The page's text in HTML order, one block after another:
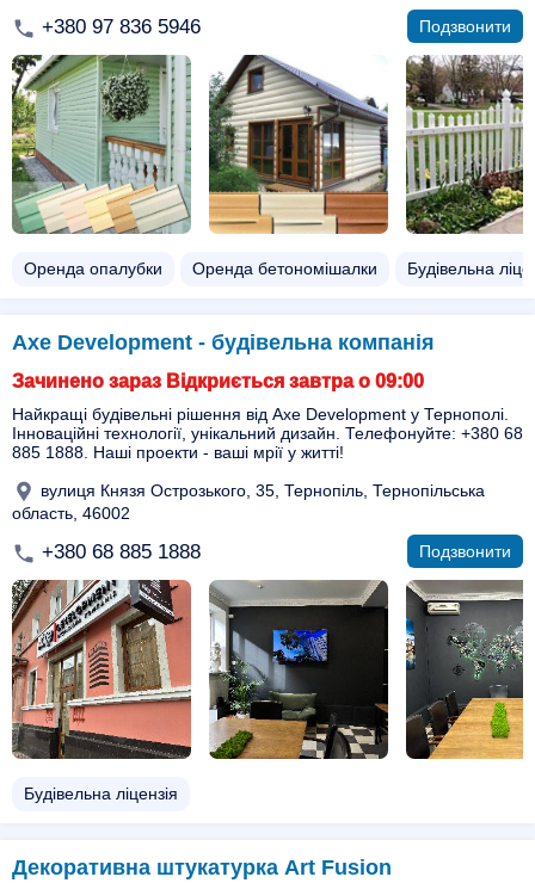
+380 97 836 5946 Подзвонити
Оренда опалубки Оренда бетономішалки Будівельна
Axe Development - будівельна компанія
Зачинено зараз Відкриється завтра о 09:00
Найкращі будівельні рішення від Axe Development у Тернополі.
Інноваційні технології, унікальний дизайн. Телефонуйте: +380 68
885 1888. Наші проекти - ваші мрії у житті!
вулиця Князя Острозького, 35, Тернопіль, Тернопільська
область, 46002
+380 68 885 1888 Подзвонити
Будівельна ліцензія
Декоративна штукатурка Art Fusion